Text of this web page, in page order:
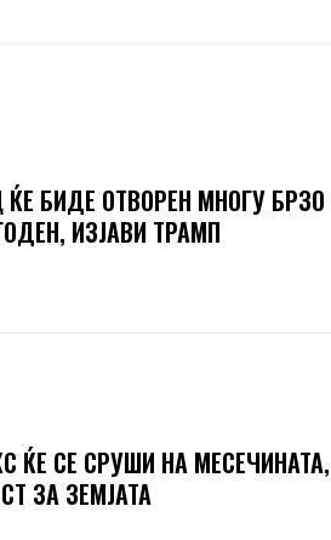
БИДЕ ОТВОРЕН МНОГУ
ИЗЈАВИ ТРАМП
ЌЕ СЕ СРУШИ НА
ЗА ЗЕМЈАТА